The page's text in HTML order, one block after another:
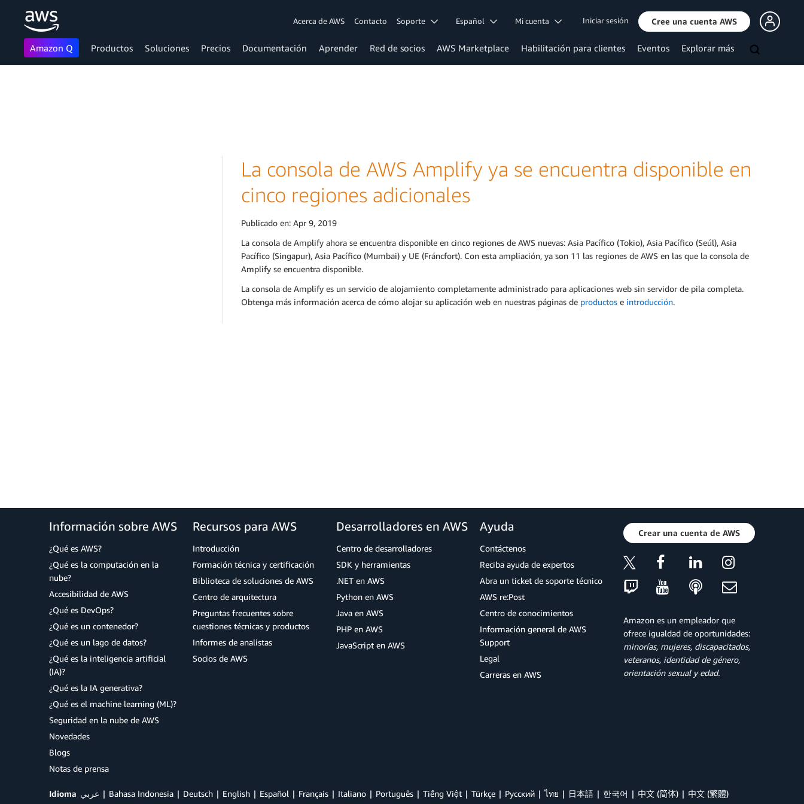
Acerca de AWS Contacto Soporte Español Mi cuenta Iniciar sesión Cree una cuenta AWS
Amazon Q Productos Soluciones Precios Documentación Aprender Red de socios AWS Marketplace Habilitación para clientes Eventos Explorar más
La consola de AWS Amplify ya se encuentra disponible en
cinco regiones adicionales
Publicado en: Apr 9, 2019
La consola de Amplify ahora se encuentra disponible en cinco regiones de AWS nuevas: Asia Pacífico (Tokio), Asia Pacífico (Seúl), Asia
Pacífico (Singapur), Asia Pacífico (Mumbai) y UE (Fráncfort). Con esta ampliación, ya son 11 las regiones de AWS en las que la consola de
Amplify se encuentra disponible.
La consola de Amplify es un servicio de alojamiento completamente administrado para aplicaciones web sin servidor de pila completa.
Obtenga más información acerca de cómo alojar su aplicación web en nuestras páginas de productos e introducción.
Información sobre AWS
¿Qué es AWS?
¿Qué es la computación en la
nube?
Accesibilidad de AWS
¿Qué es DevOps?
¿Qué es un contenedor?
¿Qué es un lago de datos?
¿Qué es la inteligencia artificial
(IA)?
¿Qué es la IA generativa?
¿Qué es el machine learning (ML)?
Seguridad en la nube de AWS
Novedades
Blogs
Notas de prensa
Recursos para AWS
Introducción
Formación técnica y certificación
Biblioteca de soluciones de AWS
Centro de arquitectura
Preguntas frecuentes sobre
cuestiones técnicas y productos
Informes de analistas
Socios de AWS
Desarrolladores en AWS
Centro de desarrolladores
SDK y herramientas
.NET en AWS
Python en AWS
Java en AWS
PHP en AWS
JavaScript en AWS
Ayuda
Contáctenos
Reciba ayuda de expertos
Abra un ticket de soporte técnico
AWS re:Post
Centro de conocimientos
Información general de AWS
Support
Legal
Carreras en AWS
Crear una cuenta de AWS
Amazon es un empleador que
ofrece igualdad de oportunidades:
minorías, mujeres, discapacitados,
veteranos, identidad de género,
orientación sexual y edad.
Idioma عربي Bahasa Indonesia Deutsch English Español Français Italiano Português Tiếng Việt Türkçe Ρусский ไทย 日本語 한국어 中文 (简体) 中文 (繁體)